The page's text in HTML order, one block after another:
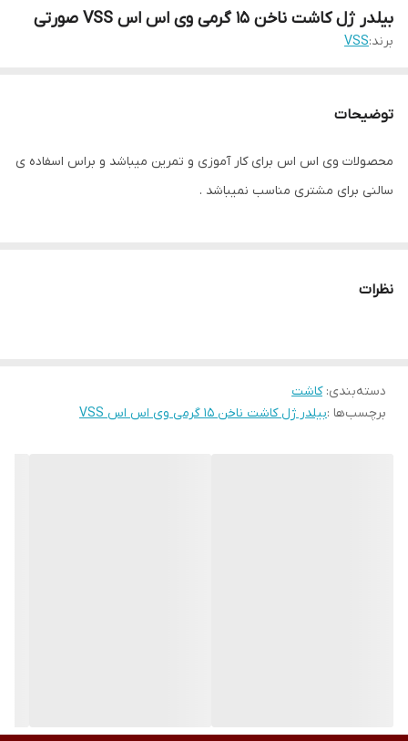
بیلدر ژل کاشت ناخن 15 گرمی وی اس اس VSS صورتی
برند:VSS
توضیحات
محصولات وی اس اس برای کار آموزی و تمرین میباشد و براس اسفاده ی
سالنی برای مشتری مناسب نمیباشد .
نظرات
دسته‌بندی:کاشت
برچسب‌ها :بیلدر ژل کاشت ناخن 15 گرمی وی اس اس VSS